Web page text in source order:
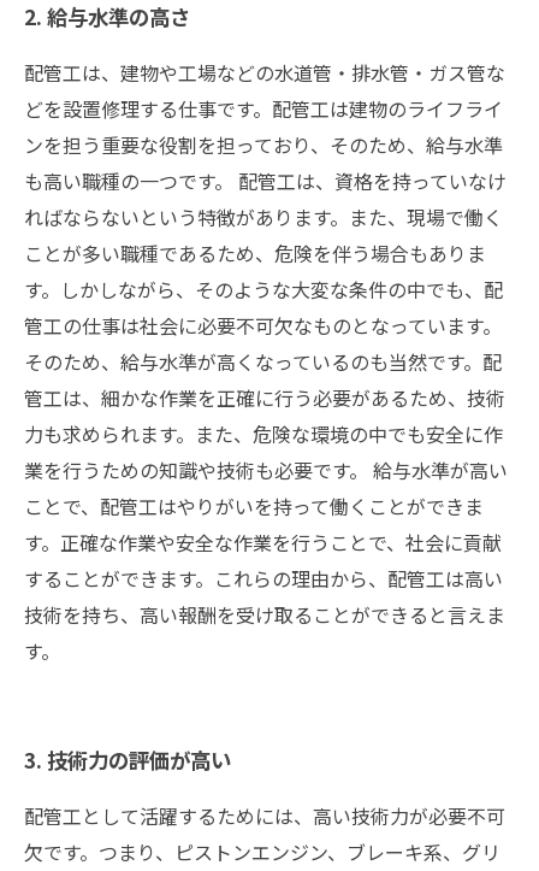
2. 給与水準の高さ
配管工は、建物や工場などの水道管・排水管・ガス管な
どを設置修理する仕事です。配管工は建物のライフライ
ンを担う重要な役割を担っており、そのため、給与水準
も高い職種の一つです。 配管工は、資格を持っていなけ
ればならないという特徴があります。また、現場で働く
ことが多い職種であるため、危険を伴う場合もありま
す。しかしながら、そのような大変な条件の中でも、配
管工の仕事は社会に必要不可欠なものとなっています。
そのため、給与水準が高くなっているのも当然です。配
管工は、細かな作業を正確に行う必要があるため、技術
力も求められます。また、危険な環境の中でも安全に作
業を行うための知識や技術も必要です。 給与水準が高い
ことで、配管工はやりがいを持って働くことができま
す。正確な作業や安全な作業を行うことで、社会に貢献
することができます。これらの理由から、配管工は高い
技術を持ち、高い報酬を受け取ることができると言えま
す。
3. 技術力の評価が高い
配管工として活躍するためには、高い技術力が必要不可
欠です。つまり、ピストンエンジン、ブレーキ系、グリ